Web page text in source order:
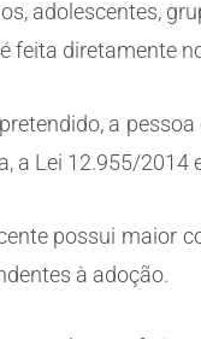
adolescentes,
feita diretamente
a
a Lei 12.955/
possui maior
à adoção.